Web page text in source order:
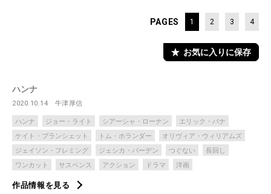
PAGES 1 2 3 4
お気に入りに保存
ハンナ
2020.10.14 牛津厚信
ハンナ ジョー・ライト シアーシャ・ローナン
エリック・バナ
ケイト・ブランシェット
トム・ホランダー
オリヴィア・ウィリアムズ
ジェイソン・フレミング
ジェシカ・バーデン つぐない
長回し
ワンカット
サスペンス アクション ドラマ 洋画
作品情報を見る